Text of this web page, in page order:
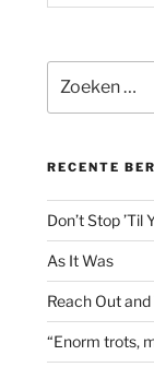
naar:
RECENTE
Don’t Stop ’Til
As It Was
Reach Out
“Enorm trots,